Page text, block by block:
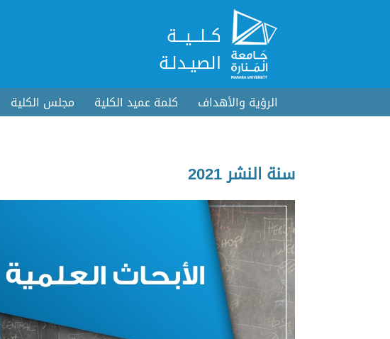
كــلـــيـــة
الصيـدلـة
الرؤية والأهداف كلمة عميد الكلية مجلس الكلية
سنة النشر 2021